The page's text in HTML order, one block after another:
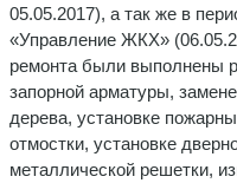
05.05.2017), а так же в
«Управление ЖКХ»
ремонта были выполнены
запорной арматуры,
дерева, установке
отмостки, установке
металлической решетки,